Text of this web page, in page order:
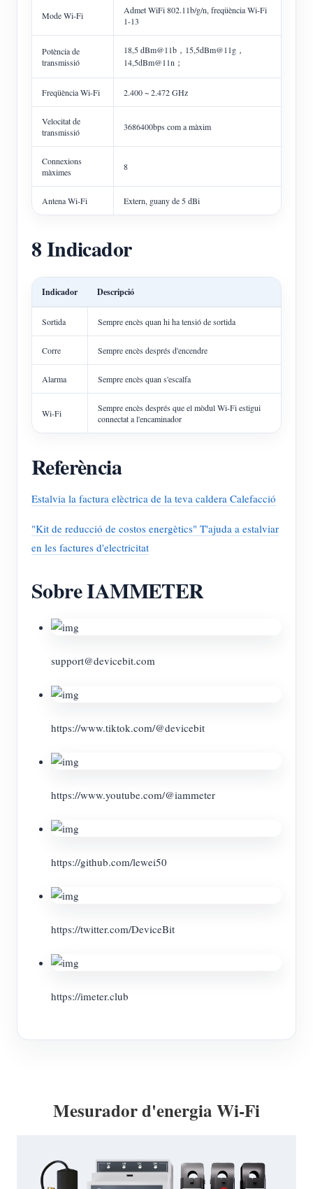
Mode Wi-Fi
Admet WiFi 802.11b/g/n, freqüència Wi-Fi
1-13
Potència de
transmissió
18,5 dBm@11b，15,5dBm@11g，
14,5dBm@11n；
Freqüència Wi-Fi 2.400 ~ 2.472 GHz
Velocitat de
transmissió
3686400bps com a màxim
Connexions
màximes
8
Antena Wi-Fi Extern, guany de 5 dBi
8 Indicador
Indicador Descripció
Sortida Sempre encès quan hi ha tensió de sortida
Corre Sempre encès després d'encendre
Alarma Sempre encès quan s'escalfa
Wi-Fi
Sempre encès després que el mòdul Wi-Fi estigui
connectat a l'encaminador
Referència
Estalvia la factura elèctrica de la teva caldera Calefacció
"Kit de reducció de costos energètics" T'ajuda a estalviar
en les factures d'electricitat
Sobre IAMMETER
support@devicebit.com
https://www.tiktok.com/@devicebit
https://www.youtube.com/@iammeter
https://github.com/lewei50
https://twitter.com/DeviceBit
https://imeter.club
Mesurador d'energia Wi-Fi